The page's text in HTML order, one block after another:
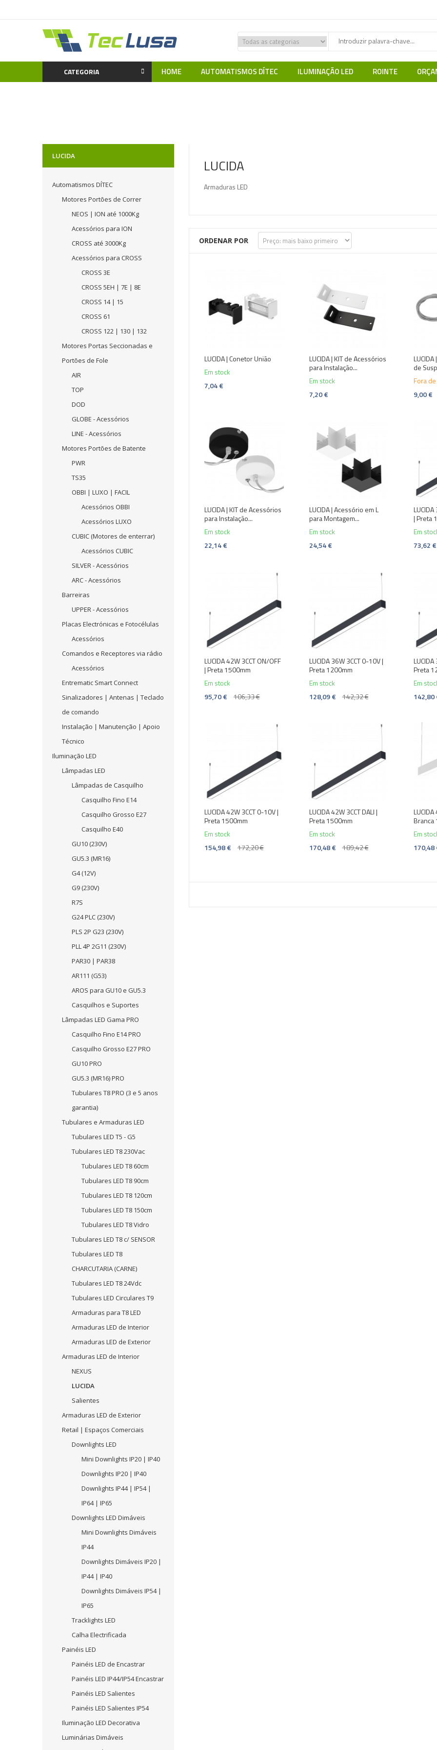
CATEGORIA HOME AUTOMATISMOS DÍTEC ILUMINAÇÃO LED ROINTE
LUCIDA
Automatismos DÍTEC
Motores Portões de Correr
NEOS | ION até 1000Kg
Acessórios para ION
CROSS até 3000Kg
Acessórios para CROSS
CROSS 3E
CROSS 5EH | 7E | 8E
CROSS 14 | 15
CROSS 61
CROSS 122 | 130 | 132
Motores Portas Seccionadas e
Portões de Fole
AIR
TOP
DOD
GLOBE - Acessórios
LINE - Acessórios
Motores Portões de Batente
PWR
TS35
OBBI | LUXO | FACIL
Acessórios OBBI
Acessórios LUXO
CUBIC (Motores de enterrar)
Acessórios CUBIC
SILVER - Acessórios
ARC - Acessórios
Barreiras
UPPER - Acessórios
Placas Electrónicas e Fotocélulas
Acessórios
Comandos e Receptores via rádio
Acessórios
Entrematic Smart Connect
Sinalizadores | Antenas | Teclado
de comando
Instalação | Manutenção | Apoio
Técnico
Iluminação LED
Lâmpadas LED
Lâmpadas de Casquilho
Casquilho Fino E14
Casquilho Grosso E27
Casquilho E40
GU10 (230V)
GU5.3 (MR16)
G4 (12V)
G9 (230V)
R7S
G24 PLC (230V)
PLS 2P G23 (230V)
PLL 4P 2G11 (230V)
PAR30 | PAR38
AR111 (G53)
AROS para GU10 e GU5.3
Casquilhos e Suportes
Lâmpadas LED Gama PRO
Casquilho Fino E14 PRO
Casquilho Grosso E27 PRO
GU10 PRO
GU5.3 (MR16) PRO
Tubulares T8 PRO (3 e 5 anos
garantia)
Tubulares e Armaduras LED
Tubulares LED T5 - G5
Tubulares LED T8 230Vac
Tubulares LED T8 60cm
Tubulares LED T8 90cm
Tubulares LED T8 120cm
Tubulares LED T8 150cm
Tubulares LED T8 Vidro
Tubulares LED T8 c/ SENSOR
Tubulares LED T8
CHARCUTARIA (CARNE)
Tubulares LED T8 24Vdc
Tubulares LED Circulares T9
Armaduras para T8 LED
Armaduras LED de Interior
Armaduras LED de Exterior
Armaduras LED de Interior
NEXUS
LUCIDA
Salientes
Armaduras LED de Exterior
Retail | Espaços Comerciais
Downlights LED
Mini Downlights IP20 | IP40
Downlights IP20 | IP40
Downlights IP44 | IP54 |
IP64 | IP65
Downlights LED Dimáveis
Mini Downlights Dimáveis
IP44
Downlights Dimáveis IP20 |
IP44 | IP40
Downlights Dimáveis IP54 |
IP65
Tracklights LED
Calha Electrificada
Painéis LED
Painéis LED de Encastrar
Painéis LED IP44/IP54 Encastrar
Painéis LED Salientes
Painéis LED Salientes IP54
Iluminação LED Decorativa
Luminárias Dimáveis
LUCIDA
Armaduras LED
ORDENAR POR
LUCIDA | Conetor União
Em stock
7,04 €
LUCIDA | KIT de Acessórios
para Instalação...
Em stock
7,20 €
de
Fora
9,00 €
LUCIDA | KIT de Acessórios
para Instalação...
Em stock
22,14 €
LUCIDA | Acessório em L
para Montagem...
Em stock
24,54 €
| Preta
Em
73,62 €
LUCIDA 42W 3CCT ON/OFF
| Preta 1500mm
Em stock
95,70 €
106,33 €
LUCIDA 36W 3CCT 0-10V |
Preta 1200mm
Em stock
128,09 €
142,32 €
LUCIDA
Preta
Em
142,80
LUCIDA 42W 3CCT 0-10V |
Preta 1500mm
Em stock
154,98 €
172,20 €
LUCIDA 42W 3CCT DALI |
Preta 1500mm
Em stock
170,48 €
189,42 €
LUCIDA
Branca
Em
170,48